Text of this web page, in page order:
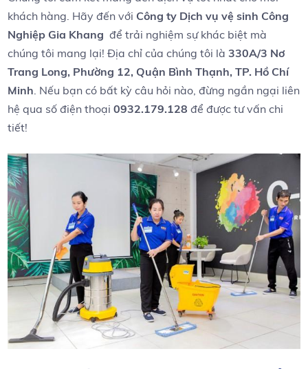
khách hàng.⁢ Hãy đến với Công ty Dịch vụ vệ sinh Công
Nghiệp Gia Khang ⁢ để trải nghiệm sự khác biệt mà
chúng tôi ‍mang lại! ⁣Địa chỉ của‌ chúng tôi là330A/3 Nơ
Trang⁤ Long, ⁤Phường 12, Quận Bình Thạnh, TP. Hồ Chí
Minh . Nếu bạn⁤ có bất​ kỳ câu ‌hỏi‌ nào, ⁣đừng ngần ngại liên
hệ qua số điện thoại0932.179.128 để​ được tư vấn chi
tiết!